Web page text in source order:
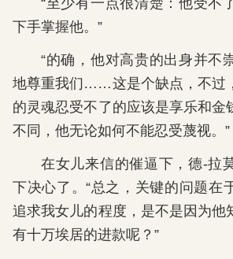
“至少有一点很清楚：他受不
下手掌握他。”
“的确，他对高贵的出身并不
地尊重我们……这是个缺点，不过
的灵魂忍受不了的应该是享乐和金
不同，他无论如何不能忍受蔑视。”
在女儿来信的催逼下，德-拉
下决心了。“总之，关键的问题在
追求我女儿的程度，是不是因为他
有十万埃居的进款呢？”